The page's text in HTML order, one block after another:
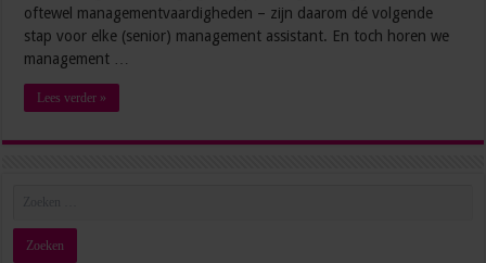
oftewel managementvaardigheden – zijn daarom dé volgende
stap voor elke (senior) management assistant. En toch horen we
management …
Lees verder »